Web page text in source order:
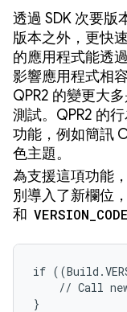
透過 SDK 次要版
版本之外，更快
的應用程式能透
影響應用程式相
QPR2 的變更大
測試。QPR2 的
功能，例如簡訊
色主題。
為支援這項功能
別導入了新欄位
和
if
// Call
}